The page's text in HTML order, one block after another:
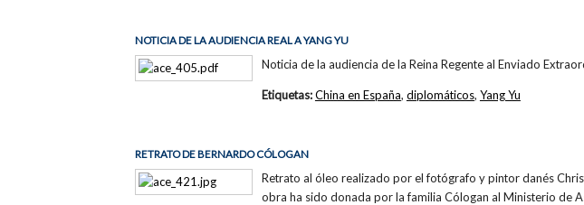
NOTICIA DE LA AUDIENCIA REAL A YANG YU
Noticia de la audiencia de la Reina Regente al Enviado
Etiquetas:China en España, diplomáticos, Yang Yu
RETRATO DE BERNARDO CÓLOGAN
Retrato al óleo realizado por el fotógrafo y pintor danés
obra ha sido donada por la familia Cólogan al Ministerio de